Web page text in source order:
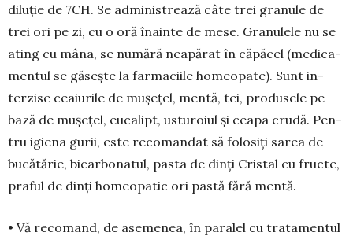
diluție de 7CH. Se admi­nistrează câte trei granule de
trei ori pe zi, cu o oră înainte de mese. Granulele nu se
ating cu mâna, se nu­mără neapărat în căpăcel (me­di­ca­
mentul se găsește la far­ma­ciile homeopate). Sunt in­
terzise ceaiu­rile de mu­șe­țel, men­tă, tei, pro­du­sele pe
bază de mu­șețel, eu­ca­lipt, usturoiul și ceapa crudă. Pen­
tru igiena gurii, este reco­man­dat să folosiți sarea de
bucătărie, bicar­bo­natul, pasta de dinți Cristal cu fructe,
praful de dinți homeo­patic ori pastă fără mentă.
• Vă reco­mand, de ase­me­nea, în paralel cu tratamentul